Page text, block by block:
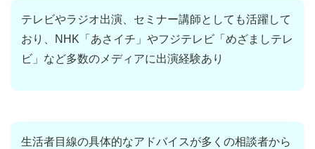
テレビやラジオ出演、セミナー講師としても活躍して
おり、NHK「あさイチ」やフジテレビ「めざましテレ
ビ」など多数のメディアに出演経験あり
生活者目線の具体的なアドバイスが多くの相談者から